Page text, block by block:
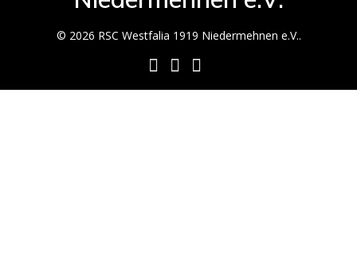
© 2026 RSC Westfalia 1919 Niedermehnen e.V..